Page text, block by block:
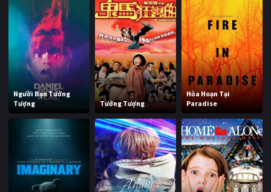
Người Bạn Tưởng
Tượng
Tưởng Tượng
Hỏa Hoạn Tại
Paradise